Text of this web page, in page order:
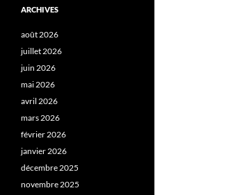
ARCHIVES
août 2026
juillet 2026
juin 2026
mai 2026
avril 2026
mars 2026
février 2026
janvier 2026
décembre 2025
novembre 2025